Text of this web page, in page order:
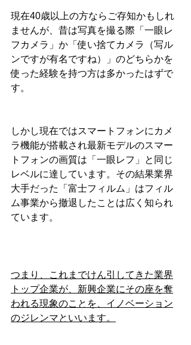
現在40歳以上の方ならご存知かもしれ
ませんが、昔は写真を撮る際「一眼レ
フカメラ」か「使い捨てカメラ（写ル
ンですが有名ですね）」のどちらかを
使った経験を持つ方は多かったはずで
す。
しかし現在ではスマートフォンにカメ
ラ機能が搭載され最新モデルのスマー
トフォンの画質は「一眼レフ」と同じ
レベルに達しています。その結果業界
大手だった「富士フィルム」はフィル
ム事業から撤退したことは広く知られ
ています。
つまり、これまでけん引してきた業界
トップ企業が、新興企業にその座を奪
われる現象のことを、イノベーション
のジレンマといいます。